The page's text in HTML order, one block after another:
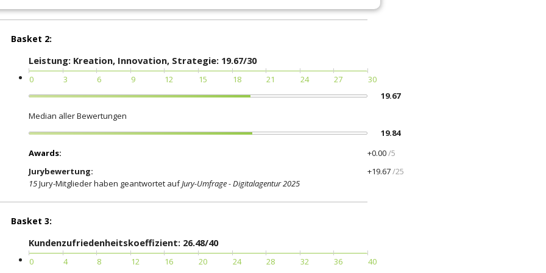
Basket 2:
Leistung: Kreation, Innovation, Strategie: 19.67/30
0 3 6 9 12 15 18 21 24 27
30
19.67
Median aller Bewertungen
19.84
Awards:
+0.00/5
Jurybewertung:
15Jury-Mitglieder haben geantwortet aufJury-Umfrage - Digitalagentur 2025
+19.67/25
Basket 3:
Kundenzufriedenheitskoeffizient: 26.48/40
0 4 8 12 16 20 24 28 32 36
40